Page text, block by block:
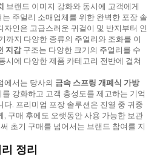
브랜드 이미지 강화와 동시에 고객에게
주얼리 소매업체를 위한 완벽한 포장 솔
자인은 고급스러운 귀걸이 및 반지부터 인
까지 다양한 종류의 주얼리와 조화를 이
지갑구조는 다양한 크기의 주얼리를 수
시에 다양한 제품 카테고리 전반에 걸쳐
에서는 당사의 금속 스프링 개폐식 가방
강화하고 고객 충성도를 제고하는 기억
. 프리미엄 포장 솔루션은 진열 중 귀중
, 구매 후에도 오랫동안 사용 가능한 보관
초기 구매를 넘어서는 브랜드 참여를 지
정리